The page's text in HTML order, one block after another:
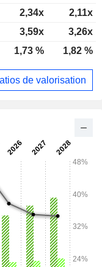
2,34x
2,11x
3,59x
3,26x
1,73 % 1,82 %
de valorisation